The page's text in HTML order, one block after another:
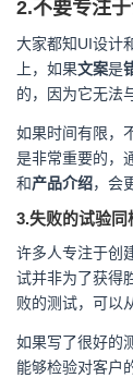
2.不要专注
大家都知UI设计
上，如果文案是
的，因为它无法
如果时间有限，
是非常重要的，
和产品介绍，会
3.失败的试验同
许多人专注于创
试并非为了获得
败的测试，可以
如果写了很好的
能够检验对客户